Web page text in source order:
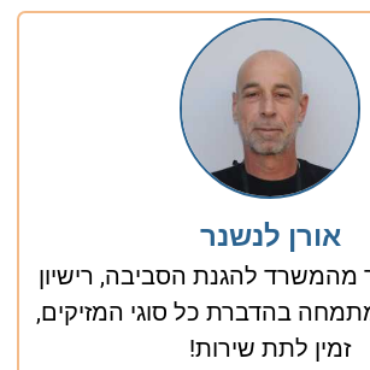
אורן לנשנר
מהמשרד להגנת הסביבה, רישיון
3150 מתמחה בהדברת כל סוגי המזיקים,
זמין לתת שירות!